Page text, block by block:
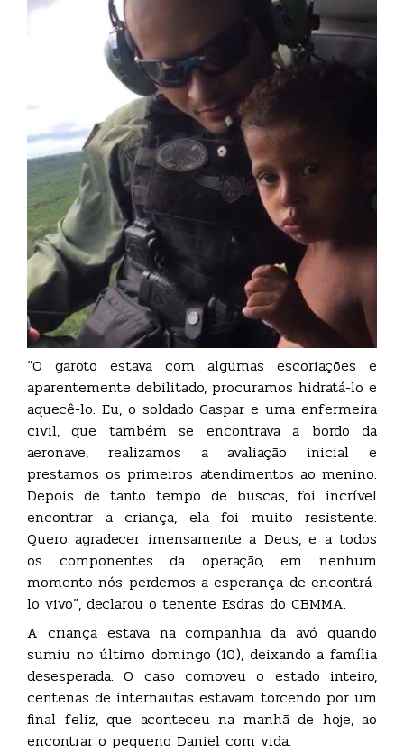
“O garoto estava com algumas escoriações e
aparentemente debilitado, procuramos hidratá-lo e
aquecê-lo. Eu, o soldado Gaspar e uma enfermeira
civil, que também se encontrava a bordo da
aeronave, realizamos a avaliação inicial e
prestamos os primeiros atendimentos ao menino.
Depois de tanto tempo de buscas, foi incrível
encontrar a criança, ela foi muito resistente.
Quero agradecer imensamente a Deus, e a todos
os componentes da operação, em nenhum
momento nós perdemos a esperança de encontrá-
lo vivo”, declarou o tenente Esdras do CBMMA.
A criança estava na companhia da avó quando
sumiu no último domingo (10), deixando a família
desesperada. O caso comoveu o estado inteiro,
centenas de internautas estavam torcendo por um
final feliz, que aconteceu na manhã de hoje, ao
encontrar o pequeno Daniel com vida.